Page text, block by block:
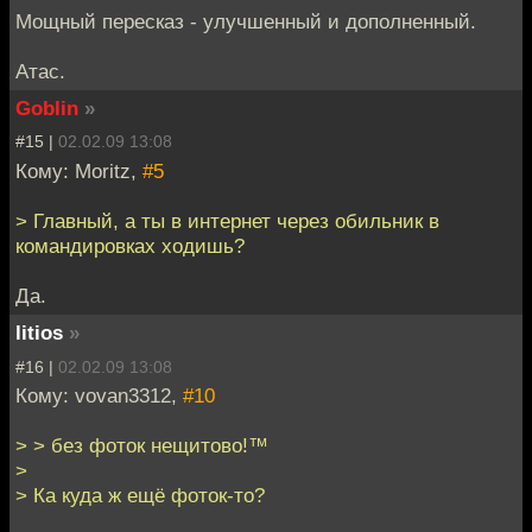
Мощный пересказ - улучшенный и дополненный.
Атас.
Goblin »
#15 | 02.02.09 13:08
Кому: Moritz, #5
> Главный, а ты в интернет через обильник в
командировках ходишь?
Да.
litios »
#16 | 02.02.09 13:08
Кому: vovan3312, #10
> > без фоток нещитово!™
>
> Ка куда ж ещё фоток-то?